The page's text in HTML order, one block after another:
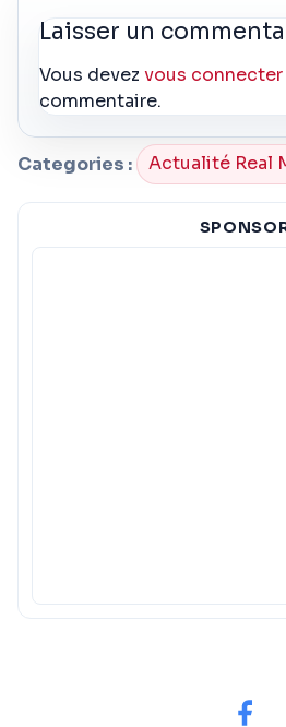
Laisser un
Vous devezvous connecter
commentaire.
Categories : Actualité Real